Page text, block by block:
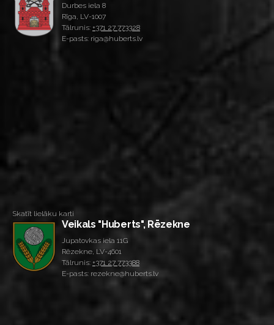
Durbes iela 8
Rīga, LV-1007
Tālrunis: +371 27 773328
E-pasts: riga@huberts.lv
Skatīt lielāku karti
Veikals "Huberts", Rēzekne
Jupatovkas iela 11G
Rēzekne, LV-4601
Tālrunis: +371 27 773388
E-pasts: rezekne@huberts.lv